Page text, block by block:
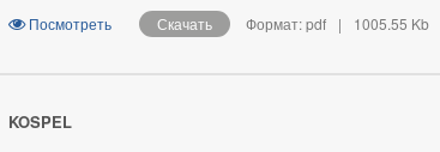
Посмотреть Скачать Формат: pdf | 1005.55 Kb
KOSPEL